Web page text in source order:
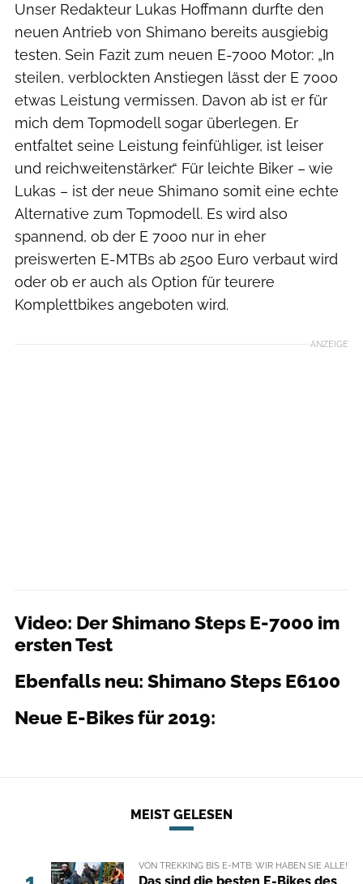
Unser Redakteur Lukas Hoffmann durfte den
neuen Antrieb von Shimano bereits ausgiebig
testen. Sein Fazit zum neuen E-7000 Motor: „In
steilen, verblockten Anstiegen lässt der E 7000
etwas Leistung vermissen. Davon ab ist er für
mich dem Topmodell sogar überlegen. Er
entfaltet seine Leistung feinfühliger, ist leiser
und reichweitenstärker.“ Für leichte Biker – wie
Lukas – ist der neue Shimano somit eine echte
Alternative zum Topmodell. Es wird also
spannend, ob der E 7000 nur in eher
preiswerten E-MTBs ab 2500 Euro verbaut wird
oder ob er auch als Option für teurere
Komplettbikes angeboten wird.
ANZEIGE
Video: Der Shimano Steps E-7000 im
ersten Test
Ebenfalls neu: Shimano Steps E6100
Neue E-Bikes für 2019:
MEIST GELESEN
VON TREKKING BIS E-MTB: WIR HABEN SIE ALLE!